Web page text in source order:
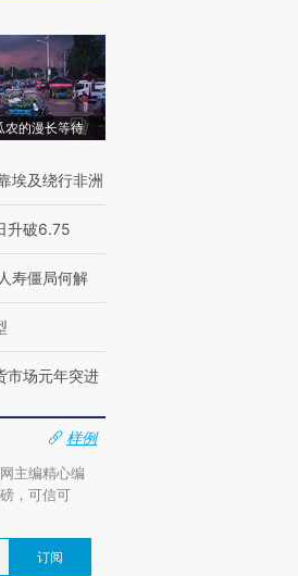
农的漫长等待
埃及绕行非洲
升破6.75
寿僵局何解
市场元年突进
样例
主编精心编
，可信可
订阅